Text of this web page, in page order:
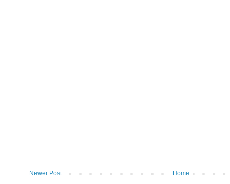
Newer Post Home